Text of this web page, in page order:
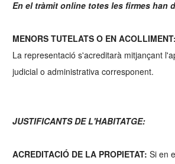
En el tràmit online totes les firmes han
MENORS TUTELATS O EN ACOLLIMENT:
La representació s'acreditarà mitjançant
judicial o administrativa corresponent.
JUSTIFICANTS DE L'HABITATGE:
ACREDITACIÓ DE LA PROPIETAT: Si en